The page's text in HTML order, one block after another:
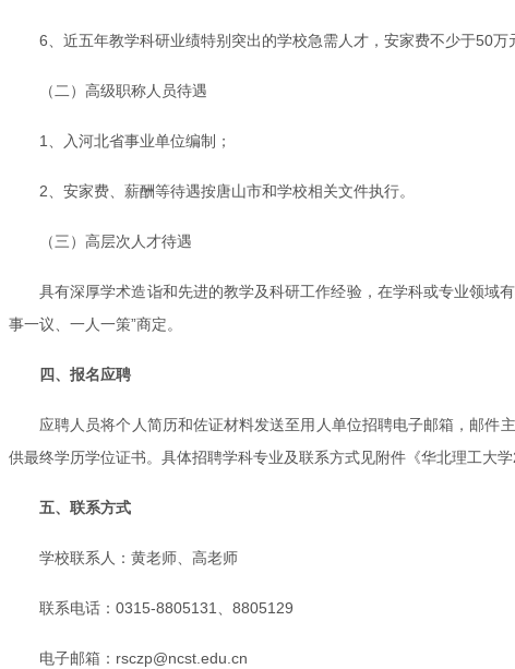
6、近五年教学科研业绩特别突出的学校急需人才，安家费不少于50
（二）高级职称人员待遇
1、入河北省事业单位编制；
2、安家费、薪酬等待遇按唐山市和学校相关文件执行。
（三）高层次人才待遇
具有深厚学术造诣和先进的教学及科研工作经验，在学科或专业领域
事一议、一人一策”商定。
四、报名应聘
应聘人员将个人简历和佐证材料发送至用人单位招聘电子邮箱，邮件
供最终学历学位证书。具体招聘学科专业及联系方式见附件《华北理工大
五、联系方式
学校联系人：黄老师、高老师
联系电话：0315-8805131、8805129
电子邮箱：rsczp@ncst.edu.cn